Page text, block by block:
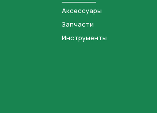
Аксессуары
Запчасти
Инструменты